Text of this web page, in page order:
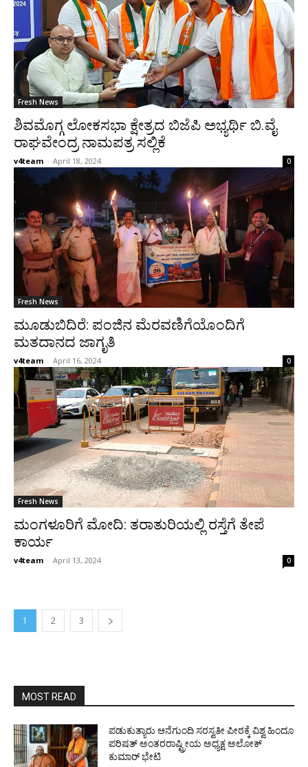
Fresh News
ಶಿವಮೊಗ್ಗ ಲೋಕಸಭಾ ಕ್ಷೇತ್ರದ ಬಿಜೆಪಿ ಅಭ್ಯರ್ಥಿ ಬಿ.ವೈ
ರಾಘವೇಂದ್ರ ನಾಮಪತ್ರ ಸಲ್ಲಿಕೆ
v4team - April 18, 2024 0
Fresh News
ಮೂಡುಬಿದಿರೆ: ಪಂಜಿನ ಮೆರವಣಿಗೆಯೊಂದಿಗೆ
ಮತದಾನದ ಜಾಗೃತಿ
v4team - April 16, 2024 0
Fresh News
ಮಂಗಳೂರಿಗೆ ಮೋದಿ: ತರಾತುರಿಯಲ್ಲಿ ರಸ್ತೆಗೆ ತೇಪೆ
ಕಾರ್ಯ
v4team - April 13, 2024 0
1 2 3
MOST READ
ಪಡುಕುತ್ಯಾರು ಆನೆಗುಂದಿ ಸರಸ್ವತೀ ಪೀಠಕ್ಕೆ ವಿಶ್ವ ಹಿಂದೂ
ಪರಿಷತ್ ಅಂತರರಾಷ್ಟ್ರೀಯ ಅಧ್ಯಕ್ಷ ಅಲೋಕ್
ಕುಮಾರ್ ಭೇಟಿ